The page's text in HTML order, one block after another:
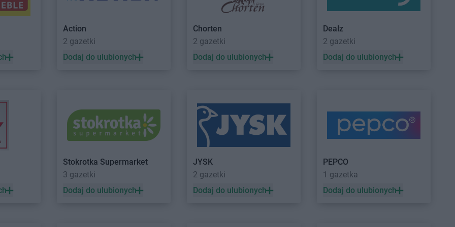
ROSSMANN
ROSSMANN
ROSSMANN
ROSSMANN
ROSSMANN Częstochowa
ROSSMANN
Dobre Miasto
ROSSMANN Dobrzyń nad Wisłą
ROSSMANN Duszniki-Zdrój
ROSSMANN Dynów
ROSSMANN
Działdowo
ROSSMANN Gołków
ROSSMANN Gorzyce
ROSSMANN Grodzisk
Action
2 gazetki
Dodaj do ulubionych
Chorten
2 gazetki
Dodaj do ulubionych
Dealz
2 gazetki
Dodaj do ulubionych
Stokrotka Supermarket
3 gazetki
Dodaj do ulubionych
JYSK
2 gazetki
Dodaj do ulubionych
PEPCO
1 gazetka
Dodaj do ulubionych